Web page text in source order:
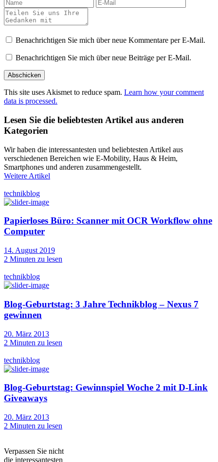
Benachrichtigen Sie mich über neue Kommentare per E-Mail.
Benachrichtigen Sie mich über neue Beiträge per E-Mail.
This site uses Akismet to reduce spam. Learn how your comment
data is processed.
Lesen Sie die beliebtesten Artikel aus anderen
Kategorien
Wir haben die interessantesten und beliebtesten Artikel aus
verschiedenen Bereichen wie E-Mobility, Haus & Heim,
Smartphones und anderen zusammengestellt.
Weitere Artikel
technikblog
Papierloses Büro: Scanner mit OCR Workflow ohne
Computer
14. August 2019
2 Minuten zu lesen
technikblog
Blog-Geburtstag: 3 Jahre Technikblog – Nexus 7
gewinnen
20. März 2013
2 Minuten zu lesen
technikblog
Blog-Geburtstag: Gewinnspiel Woche 2 mit D-Link
Giveaways
20. März 2013
2 Minuten zu lesen
Verpassen Sie nicht
die interessantesten